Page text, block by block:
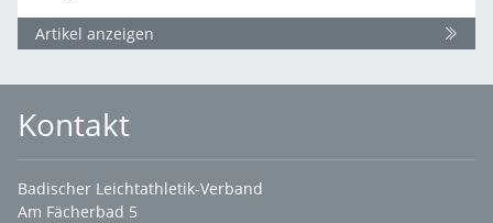
Artikel anzeigen
Kontakt
Badischer Leichtathletik-Verband
Am Fächerbad 5